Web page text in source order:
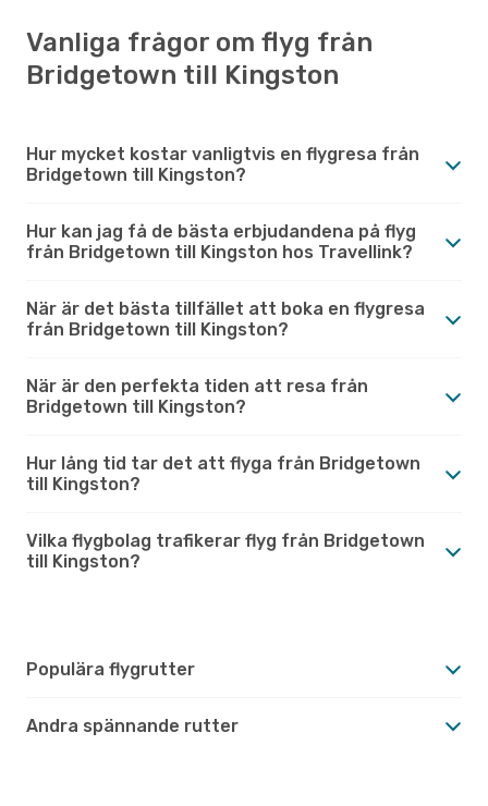
Vanliga frågor om flyg från
Bridgetown till Kingston
Hur mycket kostar vanligtvis en flygresa från
Bridgetown till Kingston?
Hur kan jag få de bästa erbjudandena på flyg
från Bridgetown till Kingston hos Travellink?
När är det bästa tillfället att boka en flygresa
från Bridgetown till Kingston?
När är den perfekta tiden att resa från
Bridgetown till Kingston?
Hur lång tid tar det att flyga från Bridgetown
till Kingston?
Vilka flygbolag trafikerar flyg från Bridgetown
till Kingston?
Populära flygrutter
Andra spännande rutter